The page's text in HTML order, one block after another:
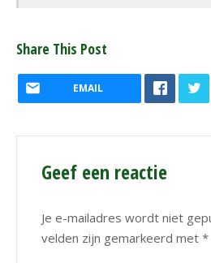
Share This Post
EMAIL
Geef een reactie
Je e-mailadres wordt niet
velden zijn gemarkeerd met *